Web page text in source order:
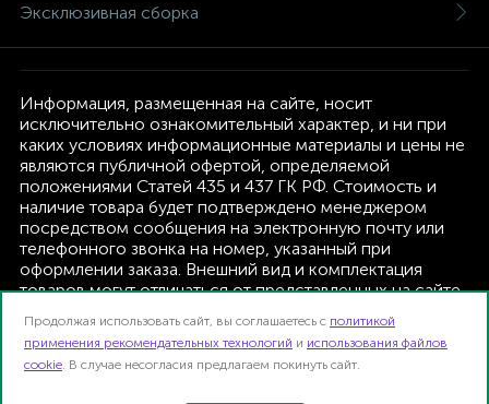
Эксклюзивная сборка
Информация, размещенная на сайте, носит
исключительно ознакомительный характер, и ни при
каких условиях информационные материалы и цены не
являются публичной офертой, определяемой
положениями Статей 435 и 437 ГК РФ. Стоимость и
наличие товара будет подтверждено менеджером
посредством сообщения на электронную почту или
телефонного звонка на номер, указанный при
оформлении заказа. Внешний вид и комплектация
товаров могут отличаться от представленных на сайте.
текущую комплектацию, без дополнительного
уведомления.
Продолжая использовать сайт, вы соглашаетесь с политикой
применения рекомендательных технологий и использования файлов
cookie. В случае несогласия предлагаем покинуть сайт.